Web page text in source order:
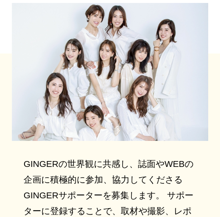
GINGERの世界観に共感し、誌面やWEBの
企画に積極的に参加、協力してくださる
GINGERサポーターを募集します。 サポー
ターに登録することで、取材や撮影、レポ